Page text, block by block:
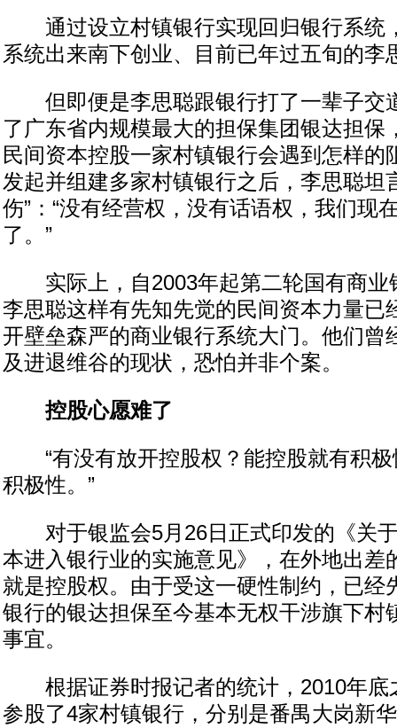
通过设立村镇银行实现回归银行系统
系统出来南下创业、目前已年过五旬的李
但即便是李思聪跟银行打了一辈子交
了广东省内规模最大的担保集团银达担保
民间资本控股一家村镇银行会遇到怎样的
发起并组建多家村镇银行之后，李思聪坦
伤”：“没有经营权，没有话语权，我们现
了。”
实际上，自2003年起第二轮国有商业
李思聪这样有先知先觉的民间资本力量已
开壁垒森严的商业银行系统大门。他们曾
及进退维谷的现状，恐怕并非个案。
控股心愿难了
“有没有放开控股权？能控股就有积极
积极性。”
对于银监会5月26日正式印发的《关
本进入银行业的实施意见》，在外地出差
就是控股权。由于受这一硬性制约，已经
银行的银达担保至今基本无权干涉旗下村
事宜。
根据证券时报记者的统计，2010年底
参股了4家村镇银行，分别是番禺大岗新